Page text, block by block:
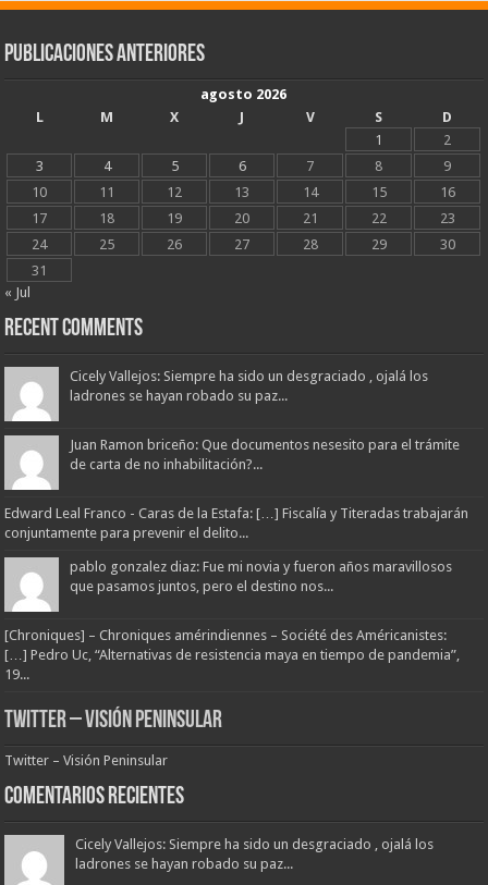
Publicaciones Anteriores
agosto 2026
L
M X J V S
D
1
2
3
4 5 6 7 8
9
10
11 12 13 14 15
16
17
18 19 20 21 22
23
24
25 26 27 28 29
30
31
« Jul
Recent Comments
Cicely Vallejos: Siempre ha sido un desgraciado , ojalá los
ladrones se hayan robado su paz...
Juan Ramon briceño: Que documentos nesesito para el trámite
de carta de no inhabilitación?...
Edward Leal Franco - Caras de la Estafa: […] Fiscalía y Titeradas trabajarán
conjuntamente para prevenir el delito...
pablo gonzalez diaz: Fue mi novia y fueron años maravillosos
que pasamos juntos, pero el destino nos...
[Chroniques] – Chroniques amérindiennes – Société des Américanistes:
[…] Pedro Uc, “Alternativas de resistencia maya en tiempo de pandemia”,
19...
Twitter – Visión Peninsular
Twitter – Visión Peninsular
Comentarios Recientes
Cicely Vallejos: Siempre ha sido un desgraciado , ojalá los
ladrones se hayan robado su paz...